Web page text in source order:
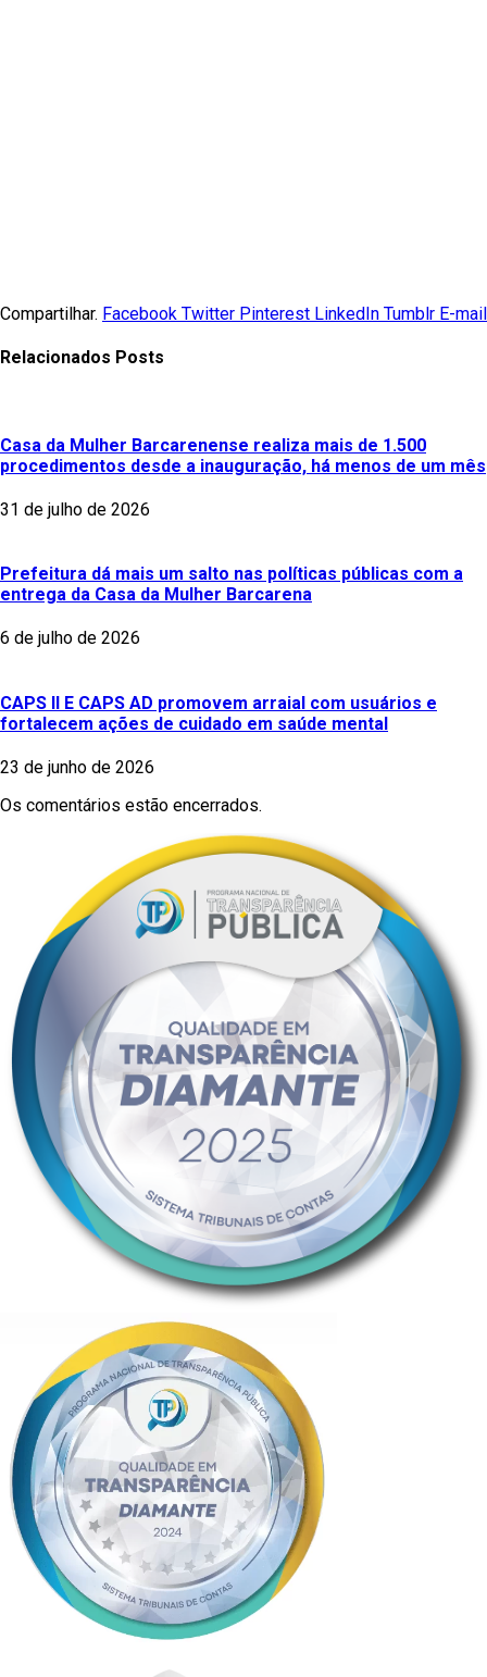
Compartilhar. Facebook Twitter Pinterest LinkedIn Tumblr E-mail
Relacionados Posts
Casa da Mulher Barcarenense realiza mais de 1.500
procedimentos desde a inauguração, há menos de um mês
31 de julho de 2026
Prefeitura dá mais um salto nas políticas públicas com a
entrega da Casa da Mulher Barcarena
6 de julho de 2026
CAPS II E CAPS AD promovem arraial com usuários e
fortalecem ações de cuidado em saúde mental
23 de junho de 2026
Os comentários estão encerrados.